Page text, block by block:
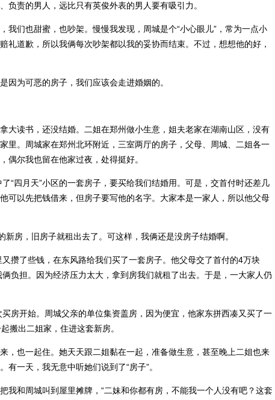
负责的男人，远比只有英俊外表的男人要有吸引力。
我们也甜蜜，也吵架。慢慢我发现，周城是个“小心眼儿”，常为一点小
礼道歉，所以我俩每次吵架都以我的妥协而结束。不过，想想他的好，
因为可恶的房子，我们应该会走进婚姻的。
大读书，还没结婚。二姐在郑州做小生意，姐夫老家在湖南山区，没有
里。周城家在郑州北环附近，三室两厅的房子，父母、周城、二姐各一
偶尔我也留在他家过夜，处得挺好。
“四月天”小区的一套房子，要买给我们结婚用。可是，交首付时还差几
可以先把钱借来，但房子要写他的名字。大家本是一家人，所以他父母
新房，旧房子就租出去了。可这样，我俩还是没房子结婚啊。
攒了些钱，在东风路给我们买了一套房子。他父母交了首付的4万块
负担。因为经济压力太大，拿到房我们就租了出去。于是，一大家人仍
房开始。周城父亲的单位集资盖房，因为便宜，他家东拼西凑又买了一
搬出二姐家，住进这套新房。
，也一起住。她天天跟二姐黏在一起，准备做生意，甚至晚上二姐也来
有一天，我无意中听她们说到了“房子”。
我和周城叫到屋里摊牌，“二妹和你都有房，不能我一个人没有吧？这套